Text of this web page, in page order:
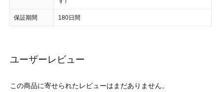
保証期間 180日間
ユーザーレビュー
この商品に寄せられたレビューはまだありません。